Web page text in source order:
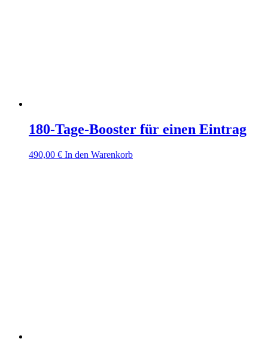
180-Tage-Booster für einen Eintrag
490,00 € In den Warenkorb